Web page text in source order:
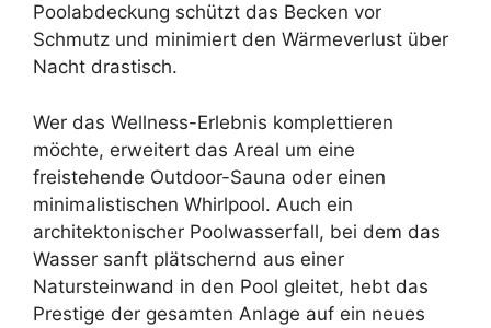
Poolabdeckung schützt das Becken vor
Schmutz und minimiert den Wärmeverlust über
Nacht drastisch.
Wer das Wellness-Erlebnis komplettieren
möchte, erweitert das Areal um eine
freistehende Outdoor-Sauna oder einen
minimalistischen Whirlpool. Auch ein
architektonischer Poolwasserfall, bei dem das
Wasser sanft plätschernd aus einer
Natursteinwand in den Pool gleitet, hebt das
Prestige der gesamten Anlage auf ein neues